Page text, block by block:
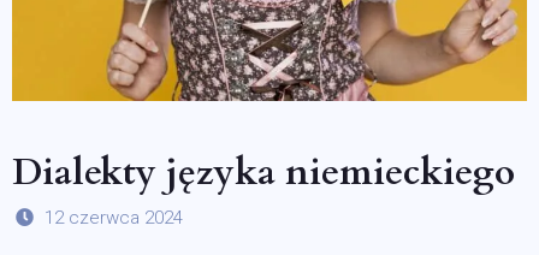
Dialekty języka niemieckiego
12 czerwca 2024